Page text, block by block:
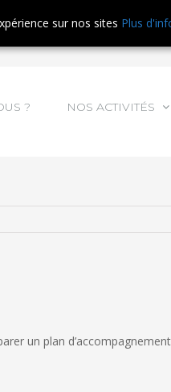
En
? NOS ACTIVITÉS
un plan
sur nos sites Plus